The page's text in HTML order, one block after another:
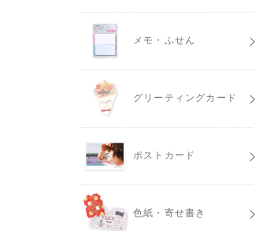
メモ・ふせん
グリーティングカード
ポストカード
色紙・寄せ書き